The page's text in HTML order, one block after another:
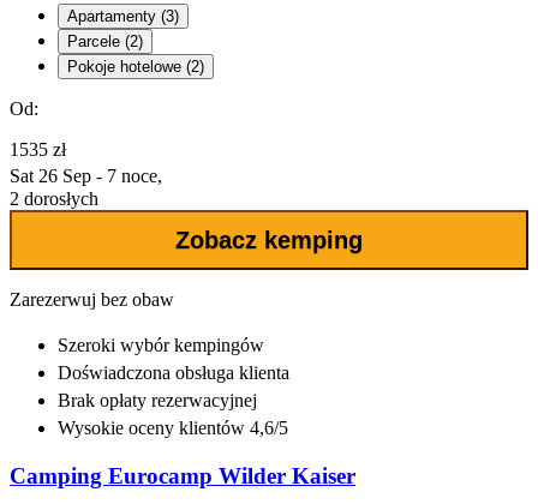
Apartamenty (3)
Parcele (2)
Pokoje hotelowe (2)
Od:
1535 zł
Sat 26 Sep - 7 noce,
2 dorosłych
Zobacz kemping
Zarezerwuj bez obaw
Szeroki wybórkempingów
Doświadczona obsługa klienta
Brak opłaty rezerwacyjnej
Wysokie oceny klientów 4,6/5
Camping Eurocamp Wilder Kaiser